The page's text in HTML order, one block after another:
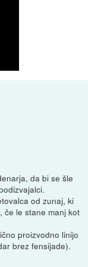
da bi se šle
od zunaj, ki
če le stane manj kot
proizvodno linijo
brez fensijade).